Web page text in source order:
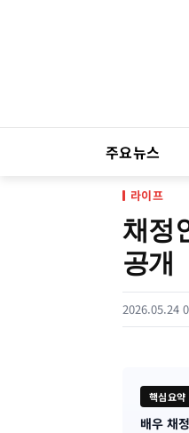
주요뉴스
라이프
채정
공개
2026.05.24
핵심요약
배우 채